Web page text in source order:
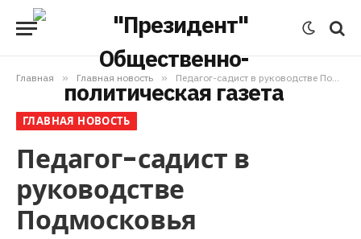
Главная » Главная новость » Педагог-садист в руководстве Подмосковья
ГЛАВНАЯ НОВОСТЬ
Педагог-садист в
руководстве
Подмосковья